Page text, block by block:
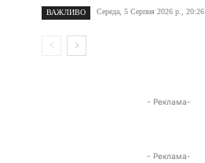
ВАЖЛИВО Середа, 5 Серпня 2026 р., 20:26
- Реклама-
- Реклама-